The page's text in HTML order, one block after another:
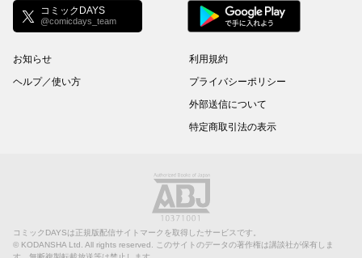
コミックDAYS
@comicdays_team
お知らせ
ヘルプ／使い方
利用規約
プライバシーポリシー
外部送信について
特定商取引法の表示
コミックDAYSは正規版配信サイトマークを取得したサービスです。
© KODANSHA Ltd. All rights reserved. このサイトのデータの著作権は講談社が保有しま